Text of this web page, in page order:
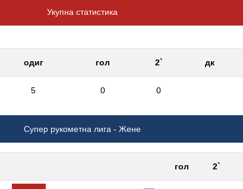
Укупна статистика
одиг гол 2` дк
5 0 0
Супер рукометна лига - Жене
гол 2`